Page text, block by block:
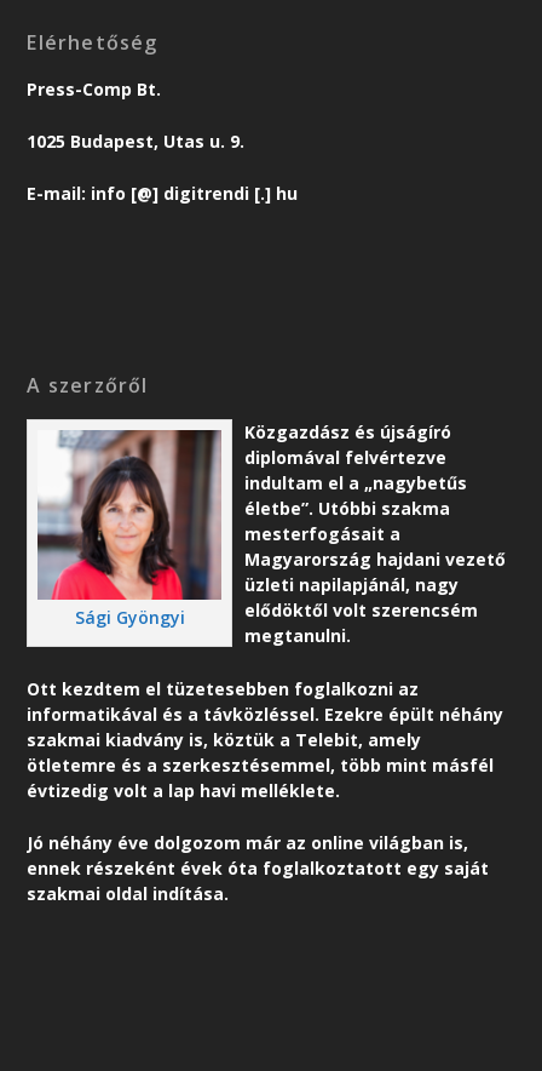
Elérhetőség
Press-Comp Bt.
1025 Budapest, Utas u. 9.
E-mail: info [@] digitrendi [.] hu
A szerzőről
Sági Gyöngyi
Közgazdász és újságíró
diplomával felvértezve
indultam el a „nagybetűs
életbe”. Utóbbi szakma
mesterfogásait a
Magyarország hajdani vezető
üzleti napilapjánál, nagy
elődöktől volt szerencsém
megtanulni.
Ott kezdtem el tüzetesebben foglalkozni az
informatikával és a távközléssel. Ezekre épült néhány
szakmai kiadvány is, köztük a Telebit, amely
ötletemre és a szerkesztésemmel, több mint másfél
évtizedig volt a lap havi melléklete.
Jó néhány éve dolgozom már az online világban is,
ennek részeként évek óta foglalkoztatott egy saját
szakmai oldal indítása.